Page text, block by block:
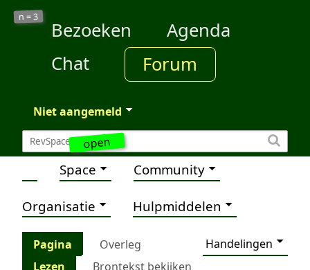
open
n =3
Bezoeken
Agenda
Chat
Forum
Niet aangemeld
Space Community
Organisatie Hulpmiddelen
Pagina Overleg
Handelingen
Lezen
Brontekst bekijken